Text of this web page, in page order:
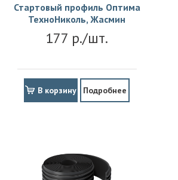
Стартовый профиль Оптима
ТехноНиколь, Жасмин
177 р./шт.
В корзину Подробнее